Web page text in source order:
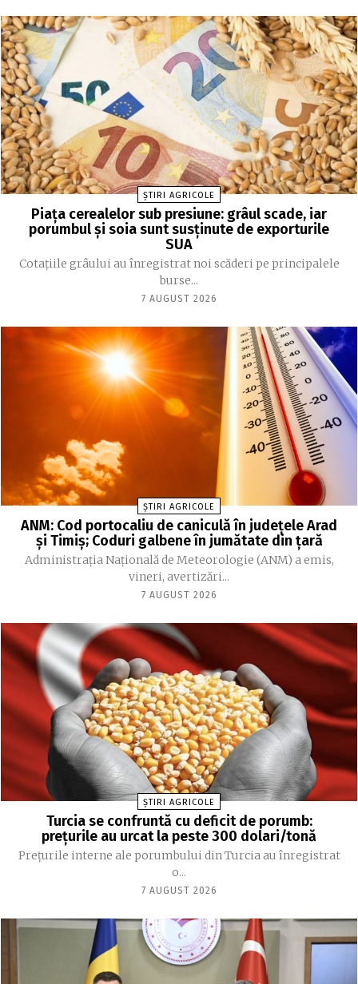
ȘTIRI AGRICOLE
Piața cerealelor sub presiune: grâul scade, iar
porumbul și soia sunt susținute de exporturile
SUA
Cotațiile grâului au înregistrat noi scăderi pe principalele
burse...
7 AUGUST 2026
ȘTIRI AGRICOLE
ANM: Cod portocaliu de caniculă în judeţele Arad
şi Timiş; Coduri galbene în jumătate din ţară
Administraţia Naţională de Meteorologie (ANM) a emis,
vineri, avertizări...
7 AUGUST 2026
ȘTIRI AGRICOLE
Turcia se confruntă cu deficit de porumb:
prețurile au urcat la peste 300 dolari/tonă
Prețurile interne ale porumbului din Turcia au înregistrat
o...
7 AUGUST 2026